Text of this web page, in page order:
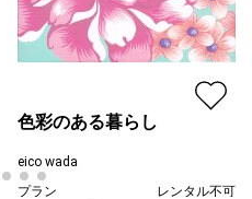
色彩のある暮らし
eico wada
プラン
レンタル不可